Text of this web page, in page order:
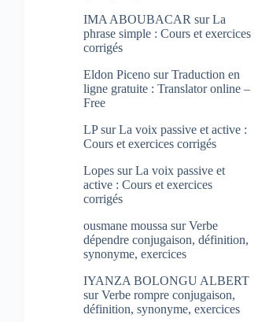
IMA ABOUBACAR surLa
phrase simple : Cours et exercices
corrigés
Eldon Piceno surTraduction en
ligne gratuite : Translator online –
Free
LPsurLa voix passive et active :
Cours et exercices corrigés
Lopes surLa voix passive et
active : Cours et exercices
corrigés
ousmane moussa surVerbe
dépendre conjugaison, définition,
synonyme, exercices
IYANZA BOLONGU ALBERT
surVerbe rompre conjugaison,
définition, synonyme, exercices